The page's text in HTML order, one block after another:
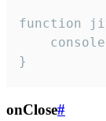
function
}
onClose#